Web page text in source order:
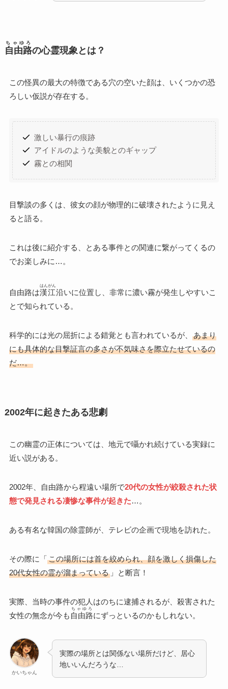
自由路
ちゃゆろ
の心霊現象とは？
この怪異の最大の特徴である穴の空いた顔は、いくつかの恐
ろしい仮説が存在する。
激しい暴行の痕跡
アイドルのような美貌とのギャップ
霧との相関
目撃談の多くは、彼女の顔が物理的に破壊されたように見え
ると語る。
これは後に紹介する、とある事件との関連に繋がってくるの
でお楽しみに…。
自由路は漢江
はんがん
沿いに位置し、非常に濃い霧が発生しやすいこ
とで知られている。
科学的には光の屈折による錯覚とも言われているが、
あまり
にも具体的な目撃証言の多さが不気味さを際立たせているの
だ…。
2002年に起きたある悲劇
この幽霊の正体については、地元で囁かれ続けている実録に
近い説がある。
2002年、自由路から程遠い場所で20代の女性が絞殺された状
態で発見される凄惨な事件が起きた…。
ある有名な韓国の除霊師が、テレビの企画で現地を訪れた。
その際に「この場所には首を絞められ、顔を激しく損傷した
20代女性の霊が溜まっている」と断言！
実際、当時の事件の犯人はのちに逮捕されるが、殺害された
女性の無念が今も 自由路
ちゃゆろ
にずっといるのかもしれない。
かいちゃん
実際の場所とは関係ない場所だけど、居心
地いいんだろうな…